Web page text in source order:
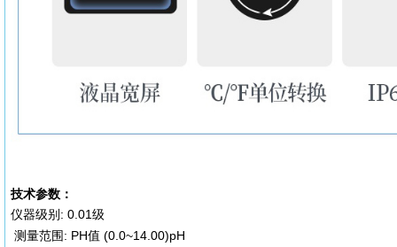
技术参数：
仪器级别: 0.01级
测量范围: PH值 (0.0~14.00)pH